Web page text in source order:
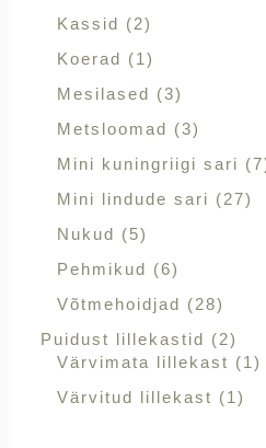
Kassid
2
Koerad
1
Mesilased
3
Metsloomad
3
Mini kuningriigi sari
7
Mini lindude sari
27
Nukud
5
Pehmikud
6
Võtmehoidjad
28
Puidust lillekastid
2
Värvimata lillekast
1
Värvitud lillekast
1